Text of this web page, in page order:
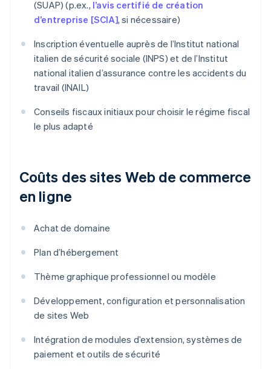
(SUAP) (p.ex., l’avis certifié de création
d’entreprise [SCIA], si nécessaire)
Inscription éventuelle auprès de l’Institut national
italien de sécurité sociale (INPS) et de l’Institut
national italien d’assurance contre les accidents du
travail (INAIL)
Conseils fiscaux initiaux pour choisir le régime fiscal
le plus adapté
Coûts des sites Web de commerce
en ligne
Achat de domaine
Plan d’hébergement
Thème graphique professionnel ou modèle
Développement, configuration et personnalisation
de sites Web
Intégration de modules d’extension, systèmes de
paiement et outils de sécurité